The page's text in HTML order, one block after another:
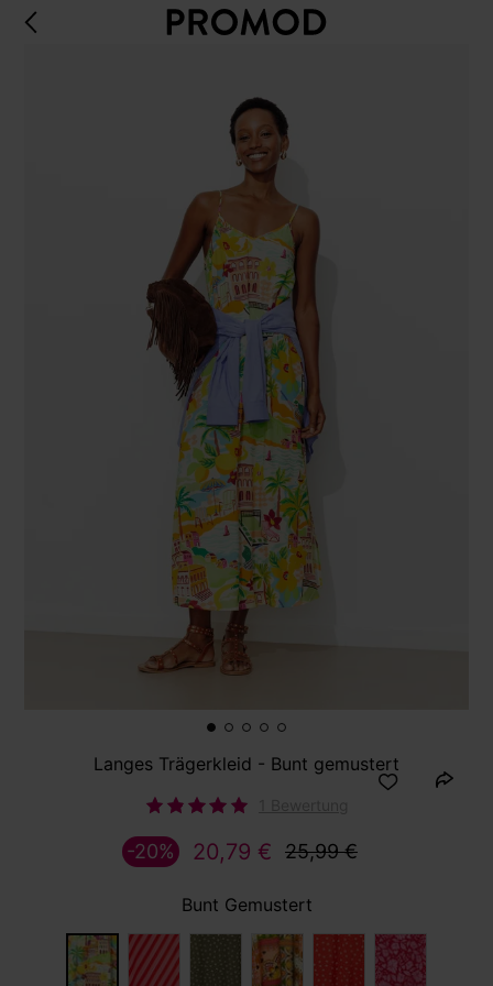
Langes Trägerkleid - Bunt gemustert
20,79 € 25,99 €
-20%
Bunt Gemustert